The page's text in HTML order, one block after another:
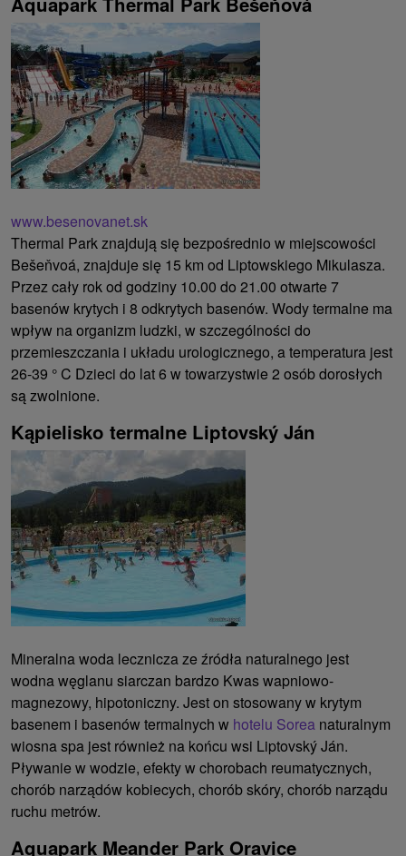
www.besenovanet.sk
Thermal Park znajdują się bezpośrednio w miejscowości
Bešeňvoá, znajduje się 15 km od Liptowskiego Mikulasza.
Przez cały rok od godziny 10.00 do 21.00 otwarte 7
basenów krytych i 8 odkrytych basenów. Wody termalne ma
wpływ na organizm ludzki, w szczególności do
przemieszczania i układu urologicznego, a temperatura jest
26-39 ° C Dzieci do lat 6 w towarzystwie 2 osób dorosłych
są zwolnione.
Kąpielisko termalne Liptovský Ján
Mineralna woda lecznicza ze źródła naturalnego jest
wodna węglanu siarczan bardzo Kwas wapniowo-
magnezowy, hipotoniczny. Jest on stosowany w krytym
basenem i basenów termalnych w hotelu Sorea naturalnym
wiosna spa jest również na końcu wsi Liptovský Ján.
Pływanie w wodzie, efekty w chorobach reumatycznych,
chorób narządów kobiecych, chorób skóry, chorób narządu
ruchu metrów.
Aquapark Meander Park Oravice